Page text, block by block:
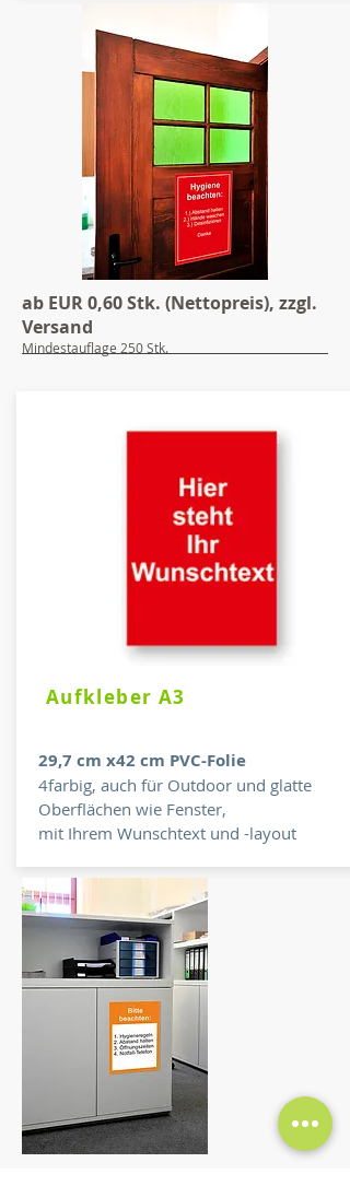
ab EUR 0,60 Stk. (Nettopreis), zzgl.
Versand
Mindestauflage 250 Stk.
Aufkleber A3
29,7 cm x42 cm PVC-Folie
4farbig, auch für Outdoor und glatte
Oberflächen wie Fenster,
mit Ihrem Wunschtext und -layout